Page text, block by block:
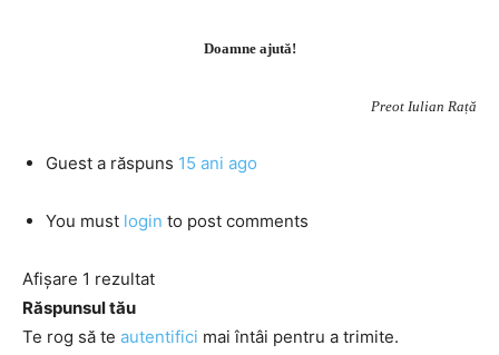
Doamne ajută!
Preot Iulian Rață
Guest a răspuns 15 ani ago
You must login to post comments
Afișare 1 rezultat
Răspunsul tău
Te rog să te autentifici mai întâi pentru a trimite.